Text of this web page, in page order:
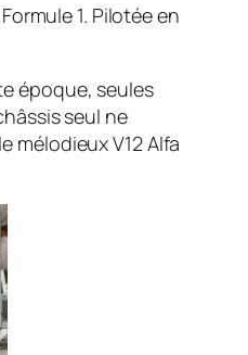
1. Pilotée en
époque, seules
seul ne
mélodieux V12 Alfa